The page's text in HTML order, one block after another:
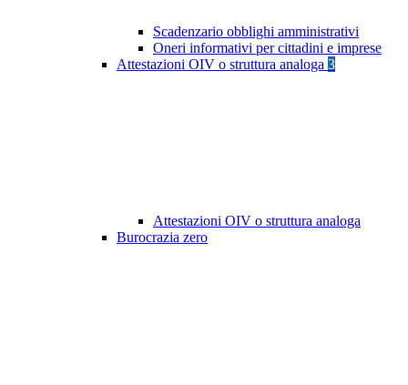
Scadenzario obblighi amministrativi
Oneri informativi per cittadini e imprese
Attestazioni OIV o struttura analoga 3
Attestazioni OIV o struttura analoga
Burocrazia zero